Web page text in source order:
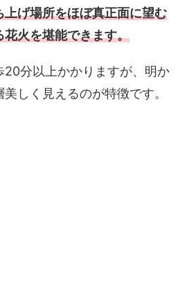
げ場所をほぼ真正面に望む
火を堪能できます。
20分以上かかりますが、明か
しく見えるのが特徴です。